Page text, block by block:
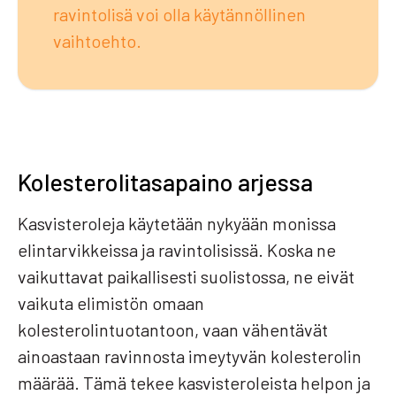
ravintolisä voi olla käytännöllinen
vaihtoehto.
Kolesterolitasapaino arjessa
Kasvisteroleja käytetään nykyään monissa
elintarvikkeissa ja ravintolisissä. Koska ne
vaikuttavat paikallisesti suolistossa, ne eivät
vaikuta elimistön omaan
kolesterolintuotantoon, vaan vähentävät
ainoastaan ravinnosta imeytyvän kolesterolin
määrää. Tämä tekee kasvisteroleista helpon ja